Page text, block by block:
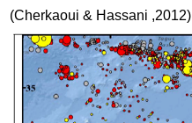
(Cherkaoui & Hassani ,2012)